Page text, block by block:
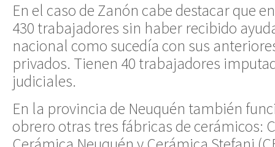
En el caso de Zanón cabe destacar que
430 trabajadores sin haber recibido
nacional como sucedía con sus
privados. Tienen 40 trabajadores
judiciales.
En la provincia de Neuquén también
obrero otras tres fábricas de cerámicos: